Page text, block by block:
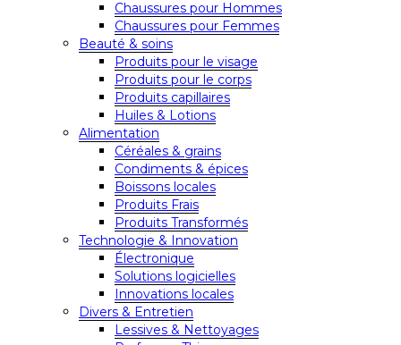
Chaussures pour Hommes
Chaussures pour Femmes
Beauté & soins
Produits pour le visage
Produits pour le corps
Produits capillaires
Huiles & Lotions
Alimentation
Céréales & grains
Condiments & épices
Boissons locales
Produits Frais
Produits Transformés
Technologie & Innovation
Électronique
Solutions logicielles
Innovations locales
Divers & Entretien
Lessives & Nettoyages